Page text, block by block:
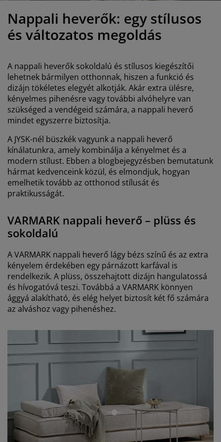
matracok
és kiegészítők
világítás
kiegészítők
Nappali heverők: egy stílusos
és változatos megoldás
A nappali heverők sokoldalú és stílusos kiegészítői
lehetnek bármilyen otthonnak, hiszen a funkció és
dizájn tökéletes elegyét alkotják. Akár extra ülésre,
kényelmes pihenésre vagy további alvóhelyre van
szükséged a vendégeid számára, a nappali heverő
mindet egyszerre biztosítja.
A JYSK-nél büszkék vagyunk a nappali heverő
kínálatunkra, amely kombinálja a kényelmet és a
modern stílust. Ebben a blogbejegyzésben bemutatunk
hármat kedvenceink közül, és elmondjuk, hogyan
emelhetik tovább az otthonod stílusát és
praktikusságát.
VARMARK nappali heverő – plüss és
sokoldalú
A VARMARK nappali heverő lágy bézs színű és az extra
kényelem érdekében egy párnázott karfával is
rendelkezik. A plüss, összehajtott dizájn hangulatossá
és hívogatóvá teszi. Továbbá a VARMARK könnyen
ággyá alakítható, és elég helyet biztosít két fő számára
az alváshoz vagy pihenéshez.
open